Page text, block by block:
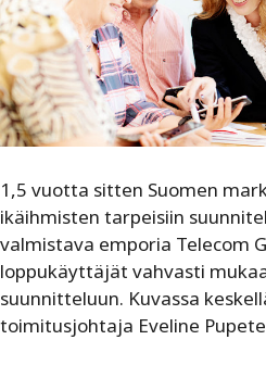
1,5 vuotta sitten Suomen
ikäihmisten tarpeisiin
valmistava emporia Telecom
loppukäyttäjät vahvasti
suunnitteluun. Kuvassa
toimitusjohtaja Eveline